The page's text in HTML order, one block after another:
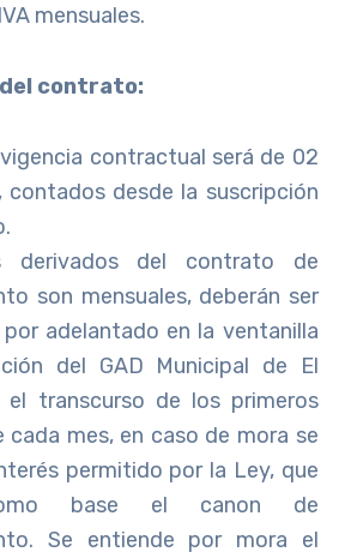
mensuales.
contrato:
contractual será de 02
contados desde la suscripción
derivados del contrato de
son mensuales, deberán ser
adelantado en la ventanilla
del GAD Municipal de El
el transcurso de los primeros
cada mes, en caso de mora se
permitido por la Ley, que
base el canon de
Se entiende por mora el